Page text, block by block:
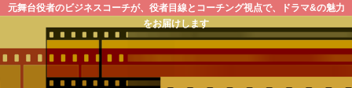
元舞台役者のビジネスコーチが、役者目線とコーチング視点で、ドラマ&の魅力
をお届けします